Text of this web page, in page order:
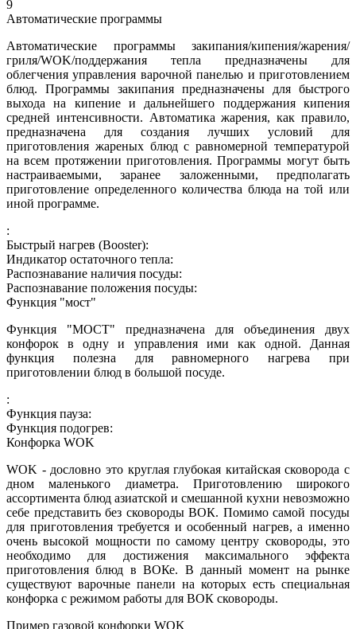
9
Автоматические программы
Автоматические программы закипания/кипения/жарения/
гриля/WOK/поддержания тепла предназначены для
облегчения управления варочной панелью и приготовлением
блюд. Программы закипания предназначены для быстрого
выхода на кипение и дальнейшего поддержания кипения
средней интенсивности. Автоматика жарения, как правило,
предназначена для создания лучших условий для
приготовления жареных блюд с равномерной температурой
на всем протяжении приготовления. Программы могут быть
настраиваемыми, заранее заложенными, предполагать
приготовление определенного количества блюда на той или
иной программе.
:
Быстрый нагрев (Booster):
Индикатор остаточного тепла:
Распознавание наличия посуды:
Распознавание положения посуды:
Функция "мост"
Функция "МОСТ" предназначена для объединения двух
конфорок в одну и управления ими как одной. Данная
функция полезна для равномерного нагрева при
приготовлении блюд в большой посуде.
:
Функция пауза:
Функция подогрев:
Конфорка WOK
WOK - дословно это круглая глубокая китайская сковорода с
дном маленького диаметра. Приготовлению широкого
ассортимента блюд азиатской и смешанной кухни невозможно
себе представить без сковороды ВОК. Помимо самой посуды
для приготовления требуется и особенный нагрев, а именно
очень высокой мощности по самому центру сковороды, это
необходимо для достижения максимального эффекта
приготовления блюд в ВОКе. В данный момент на рынке
существуют варочные панели на которых есть специальная
конфорка с режимом работы для ВОК сковороды.
Пример газовой конфорки WOK